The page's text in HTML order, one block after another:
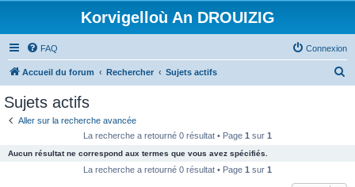
Korvigelloù An DROUIZIG
FAQ Connexion
Accueil du forum Rechercher Sujets actifs
Sujets actifs
Aller sur la recherche avancée
La recherche a retourné 0 résultat • Page 1 sur 1
Aucun résultat ne correspond aux termes que vous avez spécifiés.
La recherche a retourné 0 résultat • Page 1 sur 1